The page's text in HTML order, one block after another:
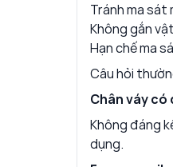
Tránh ma sát
Không gắn
Hạn chế ma
Câu hỏi
Chân váy có
Không đáng
dụng.